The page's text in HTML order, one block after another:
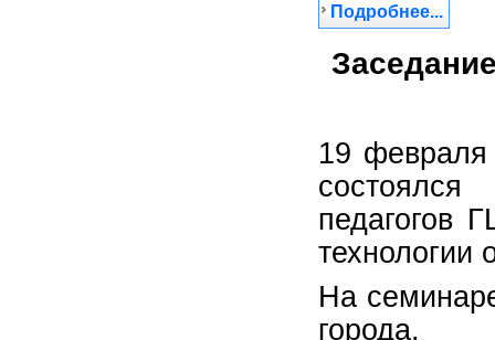
Подробнее...
19
педагогов
технологии
На
города.